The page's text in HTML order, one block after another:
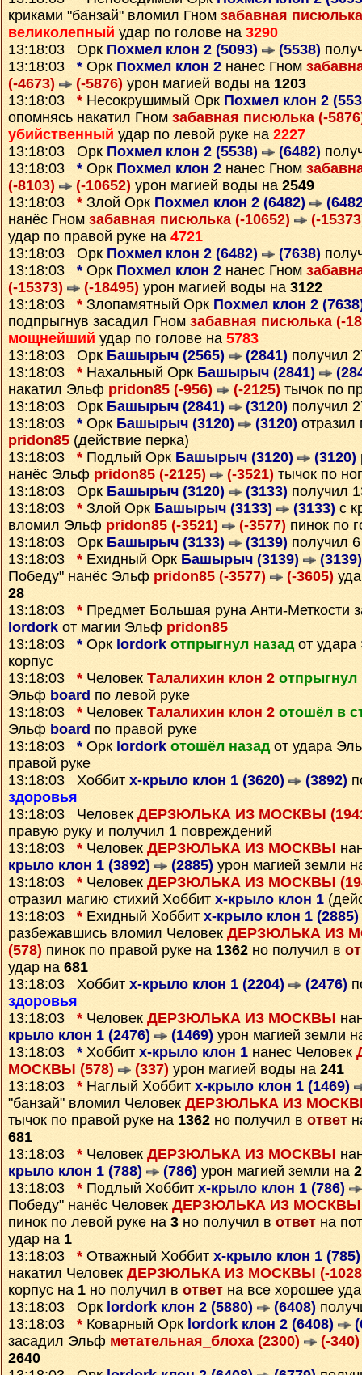
криками "банзай" вломил Гном забавная
великолепный удар по голове на 3290
13:18:03 Орк Похмел клон 2 (5093) (5538)
13:18:03 * Орк Похмел клон 2 нанес Гном
(-4673)
(-5876) урон магией воды на 1203
13:18:03 * Несокрушимый Орк Похмел клон 2
опомнясь накатил Гном забавная писюлька (-
убийственный удар по левой руке на 2227
13:18:03 Орк Похмел клон 2 (5538) (6482)
13:18:03 * Орк Похмел клон 2 нанес Гном
(-8103)
(-10652) урон магией воды на 2549
13:18:03 * Злой Орк Похмел клон 2 (6482)
нанёс Гном забавная писюлька (-10652)
(-
удар по правой руке на 4721
13:18:03 Орк Похмел клон 2 (6482) (7638)
13:18:03 * Орк Похмел клон 2 нанес Гном
(-15373)
(-18495) урон магией воды на 3122
13:18:03 * Злопамятный Орк Похмел клон 2
подпрыгнув засадил Гном забавная писюлька (-
мощнейший удар по голове на 5783
13:18:03 Орк Башырыч (2565) (2841) получил
13:18:03 * Нахальный Орк Башырыч (2841)
накатил Эльф pridon85 (-956) (-2125) тычок по
13:18:03 Орк Башырыч (2841) (3120) получил
13:18:03 * Орк Башырыч (3120) (3120)
pridon85 (действие перка)
13:18:03 * Подлый Орк Башырыч (3120) (3120)
нанёс Эльф pridon85 (-2125) (-3521) тычок по
13:18:03 Орк Башырыч (3120) (3133) получил
13:18:03 * Злой Орк Башырыч (3133) (3133) с
вломил Эльф pridon85 (-3521) (-3577) пинок по
13:18:03 Орк Башырыч (3133) (3139) получил
13:18:03 * Ехидный Орк Башырыч (3139)
(3139)
Победу" нанёс Эльф pridon85 (-3577) (-3605)
28
13:18:03 * Предмет Большая руна Анти-Меткости
lordork от магии Эльф pridon85
13:18:03 * Орк lordork отпрыгнул назадот
корпус
13:18:03 * Человек Талалихин клон 2 отпрыгнул
Эльф board по левой руке
13:18:03 * Человек Талалихин клон 2 отошёл в
Эльф board по правой руке
13:18:03 * Орк lordork отошёл назадот удара
правой руке
13:18:03 Хоббит х-крыло клон 1 (3620) (3892)
здоровья
13:18:03 Человек ДЕРЗЮЛЬКА ИЗ МОСКВЫ
правую руку и получил 1 повреждений
13:18:03 * Человек ДЕРЗЮЛЬКА ИЗ МОСКВЫ
крыло клон 1 (3892)
(2885) урон магией земли
13:18:03 * Человек ДЕРЗЮЛЬКА ИЗ МОСКВЫ
отразил магию стихий Хоббит х-крыло клон 1
13:18:03 * Ехидный Хоббит х-крыло клон 1 (2885)
разбежавшись вломил Человек ДЕРЗЮЛЬКА ИЗ
(578) пинок по правой руке на 1362 но получил в
удар на 681
13:18:03 Хоббит х-крыло клон 1 (2204) (2476)
здоровья
13:18:03 * Человек ДЕРЗЮЛЬКА ИЗ МОСКВЫ
крыло клон 1 (2476)
(1469) урон магией земли
13:18:03 * Хоббит х-крыло клон 1 нанес Человек
МОСКВЫ (578)
(337) урон магией воды на 241
13:18:03 * Наглый Хоббит х-крыло клон 1 (1469)
"банзай" вломил Человек ДЕРЗЮЛЬКА ИЗ
тычок по правой руке на 1362 но получил в ответ
681
13:18:03 * Человек ДЕРЗЮЛЬКА ИЗ МОСКВЫ
крыло клон 1 (788)
(786) урон магией земли на 2
13:18:03 * Подлый Хоббит х-крыло клон 1 (786)
Победу" нанёс Человек ДЕРЗЮЛЬКА ИЗ МОСКВЫ
пинок по левой руке на 3 но получил в ответ на
удар на 1
13:18:03 * Отважный Хоббит х-крыло клон 1
накатил Человек ДЕРЗЮЛЬКА ИЗ МОСКВЫ (-
корпус на 1 но получил в ответ на все хорошее
13:18:03 Орк lordork клон 2 (5880) (6408)
13:18:03 * Коварный Орк lordork клон 2 (6408)
засадил Эльф метательная_блоха (2300) (-340)
2640